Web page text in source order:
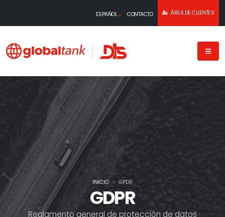
ESPAÑOL CONTACTO ÁREA DE CLIENTES
GDPR
Reglamento general de protección de datos
INICIO GPDR